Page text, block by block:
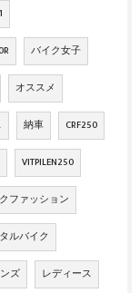
バイク女子
オススメ
納車 CRF250
VITPILEN250
ファッション
ルバイク
ズ レディース